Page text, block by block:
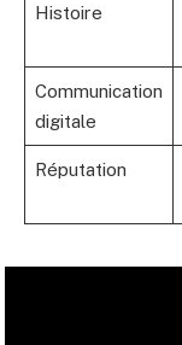
Histoire
Communication
digitale
Réputation